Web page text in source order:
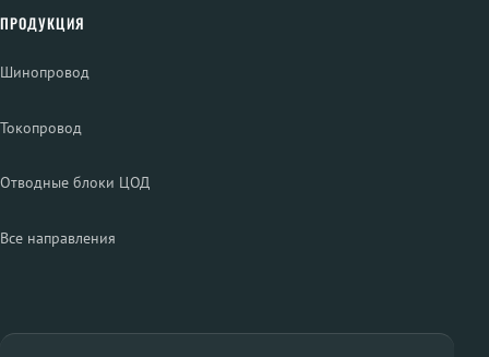
ПРОДУКЦИЯ
Шинопровод
Токопровод
Отводные блоки ЦОД
Все направления